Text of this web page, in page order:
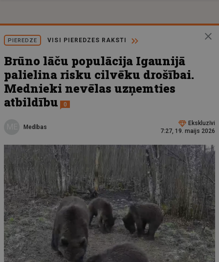
PIEREDZE VISI PIEREDZES RAKSTI
Brūno lāču populācija Igaunijā
palielina risku cilvēku drošībai.
Mednieki nevēlas uzņemties
atbildību
0
Medības
Ekskluzīvi
7:27, 19. maijs 2026